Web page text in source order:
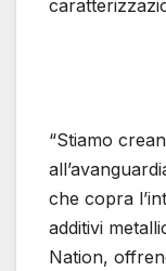
“Stiamo
che copra
additivi
Nation,